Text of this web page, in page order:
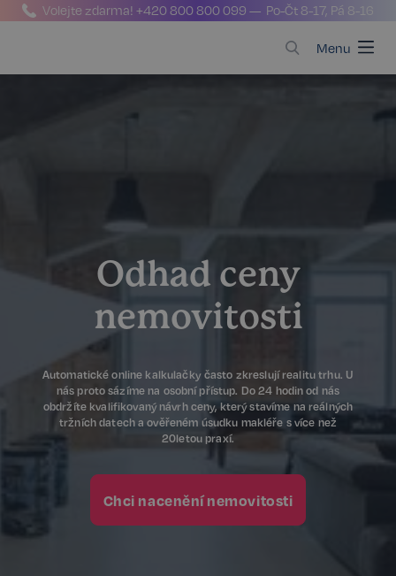
Volejte zdarma!+420 800 800 099 — Po-Čt 8-17, Pá 8-16
Menu
Odhad ceny
nemovitosti
Automatické online kalkulačky často zkreslují realitu trhu. U
nás proto sázíme na osobní přístup. Do 24 hodin od nás
obdržíte kvalifikovaný návrh ceny, který stavíme na reálných
tržních datech a ověřeném úsudku makléře s více než
20letou praxí.
Chci nacenění nemovitosti